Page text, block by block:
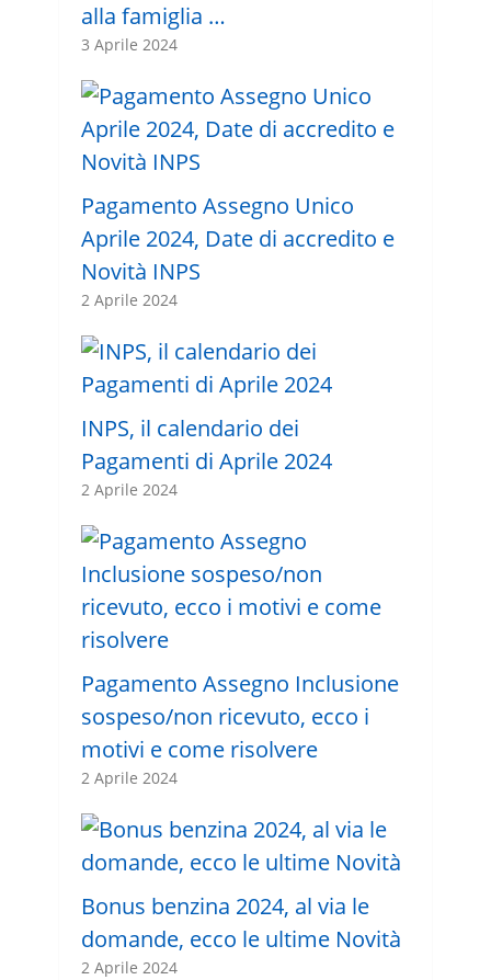
alla famiglia …
3 Aprile 2024
Pagamento Assegno Unico
Aprile 2024, Date di accredito e
Novità INPS
2 Aprile 2024
INPS, il calendario dei
Pagamenti di Aprile 2024
2 Aprile 2024
Pagamento Assegno Inclusione
sospeso/non ricevuto, ecco i
motivi e come risolvere
2 Aprile 2024
Bonus benzina 2024, al via le
domande, ecco le ultime Novità
2 Aprile 2024